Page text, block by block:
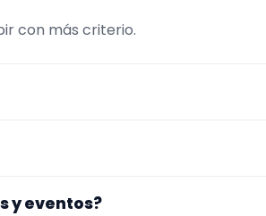
con más criterio.
la página se centra en
y eventos?